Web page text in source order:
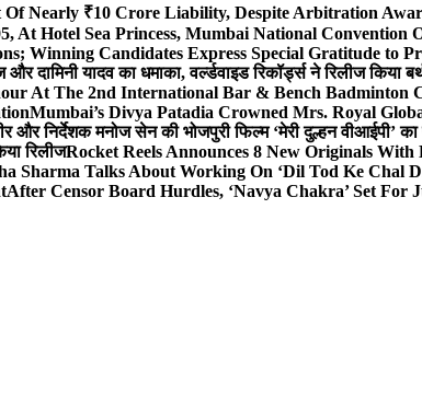
Of Nearly ₹10 Crore Liability, Despite Arbitration
At Hotel Sea Princess, Mumbai National
Winning Candidates Express Special Gratitude to
और दामिनी यादव का धमाका, वर्ल्डवाइड रिकॉर्ड्स ने रिलीज किया
At The 2nd International Bar & Bench Badminton
Mumbai’s Divya Patadia Crowned Mrs. Royal
और निर्देशक मनोज सेन की भोजपुरी फिल्म ‘मेरी दुल्हन
रिलीजRocket Reels Announces 8 New Originals
Sharma Talks About Working On ‘Dil Tod Ke Chal
After Censor Board Hurdles, ‘Navya Chakra’ Set For